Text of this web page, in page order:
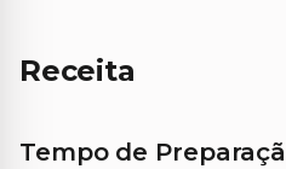
Receita
Tempo de